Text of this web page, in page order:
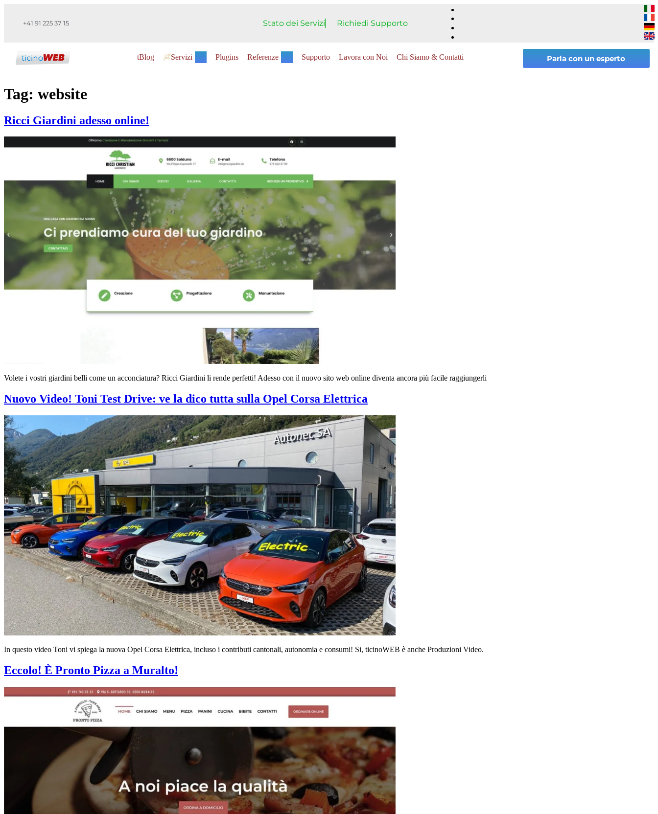
+41 91 225 37 15 Stato dei Servizi Richiedi Supporto
tBlog Servizi Plugins Referenze Supporto Lavora con Noi Chi Siamo & Contatti Parla con un esperto
Tag: website
Ricci Giardini adesso online!
Volete i vostri giardini belli come un acconciatura? Ricci Giardini li rende perfetti! Adesso con il nuovo sito web online diventa ancora più facile raggiungerli
Nuovo Video! Toni Test Drive: ve la dico tutta sulla Opel Corsa Elettrica
In questo video Toni vi spiega la nuova Opel Corsa Elettrica, incluso i contributi cantonali, autonomia e consumi! Si, ticinoWEB è anche Produzioni Video.
Eccolo! È Pronto Pizza a Muralto!